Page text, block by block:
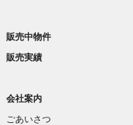
販売中物件
販売実績
会社案内
ごあいさつ